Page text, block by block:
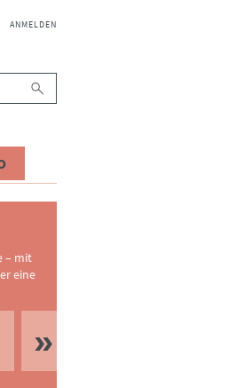
NAVIGATION
ANMELDEN
– mit
eine